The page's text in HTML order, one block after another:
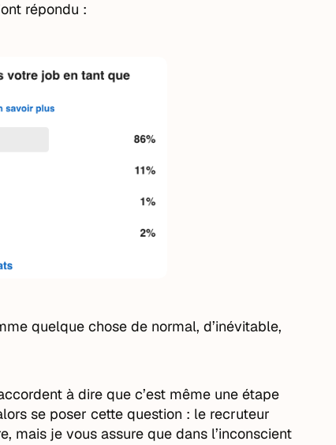
répondu :
quelque chose de normal, d’inévitable,
à dire que c’est même une étape
se poser cette question : le recruteur
mais je vous assure que dans l’inconscient